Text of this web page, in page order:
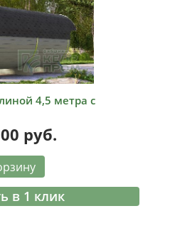
4,5 метра с
руб.
в 1 клик